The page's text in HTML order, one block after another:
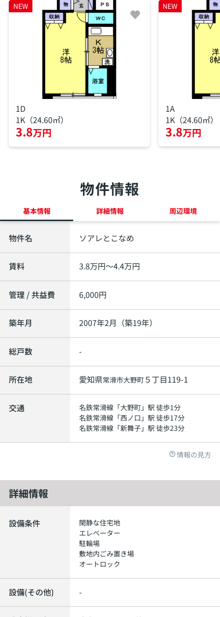
NEW
1D
1K（24.60㎡）
3.8万円
NEW
1A
1K（24.60㎡）
3.8万円
物件情報
基本情報 詳細情報 周辺環境
物件名 ソアレとこなめ
賃料 3.8万円～4.4万円
管理 / 共益費 6,000円
築年月 2007年2月（築19年）
総戸数 -
所在地 愛知県常滑市大野町５丁目119-1
交通 名鉄常滑線 「大野町」駅 徒歩1分
名鉄常滑線 「西ノ口 」駅 徒歩17分
名鉄常滑線 「新舞子」駅 徒歩23分
情報の見方
詳細情報
設備条件
閑静な住宅地
エレベーター
駐輪場
敷地内ごみ置き場
オートロック
設備(その他) -